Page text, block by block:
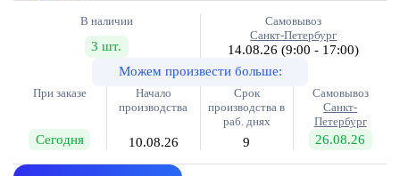
В наличии
3 шт.
Самовывоз
Санкт-Петербург
14.08.26(9:00 - 17:00)
Можем произвести больше:
При заказе
Сегодня
Начало
производства
10.08.26
Срок
производства в
раб. днях
9
Самовывоз
Санкт-
Петербург
26.08.26